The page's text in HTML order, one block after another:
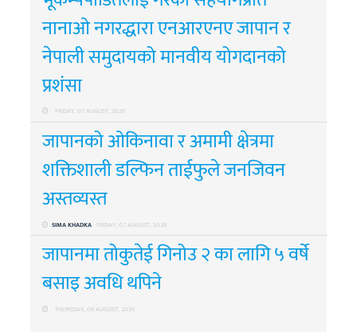
नानाओ नगरद्धारा एनआरएनए जापान र
नेपाली समुदायको मानवीय योगदानको
प्रशंसा
FRIDAY, 07 AUGUST, 2026
जापानको ओकिनावा र अमामी क्षेत्रमा
शक्तिशाली डल्फिन ताईफुले जनजिवन
अस्तव्यस्त
SIMA KHADKA FRIDAY, 07 AUGUST, 2026
जापानमा तोकुतेई गिनोउ २ का लागि ५ वर्षे
बसाइ अवधि थपिने
THURSDAY, 06 AUGUST, 2026